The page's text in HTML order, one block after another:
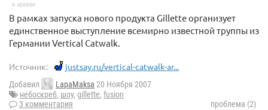
в архиве
В рамках запуска нового продукта Gillette организует
единственное выступление всемирно известной труппы из
Германии Vertical Catwalk.
Источник: justsay.ru/vertical-catwalk-ar...
Добавил LapaMaksa 20 Ноября 2007
небоскреб, шоу, gillette, fusion
3 комментария
проблема (2)